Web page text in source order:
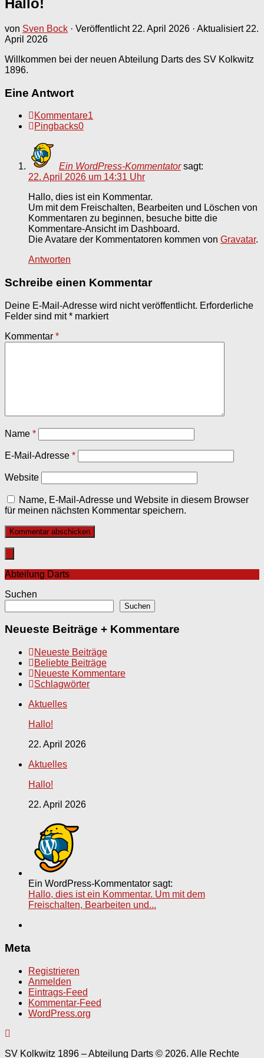
Hallo!
von Sven Bock · Veröffentlicht 22. April 2026 · Aktualisiert 22.
April 2026
Willkommen bei der neuen Abteilung Darts des SV Kolkwitz
1896.
Eine Antwort
Kommentare1
Pingbacks0
Ein WordPress-Kommentator sagt:
22. April 2026 um 14:31 Uhr
Hallo, dies ist ein Kommentar.
Um mit dem Freischalten, Bearbeiten und Löschen von
Kommentaren zu beginnen, besuche bitte die
Kommentare-Ansicht im Dashboard.
Die Avatare der Kommentatoren kommen von Gravatar.
Antworten
Schreibe einen Kommentar
Deine E-Mail-Adresse wird nicht veröffentlicht. Erforderliche
Felder sind mit* markiert
Kommentar *
Name *
E-Mail-Adresse *
Website
Name, E-Mail-Adresse und Website in diesem Browser
für meinen nächsten Kommentar speichern.
Abteilung Darts
Suchen
Suchen
Neueste Beiträge + Kommentare
Neueste Beiträge
Beliebte Beiträge
Neueste Kommentare
Schlagwörter
Aktuelles
Hallo!
22. April 2026
Aktuelles
Hallo!
22. April 2026
Ein WordPress-Kommentator sagt:
Hallo, dies ist ein Kommentar. Um mit dem
Freischalten, Bearbeiten und...
Meta
Registrieren
Anmelden
Eintrags-Feed
Kommentar-Feed
WordPress.org
SV Kolkwitz 1896 – Abteilung Darts © 2026. Alle Rechte